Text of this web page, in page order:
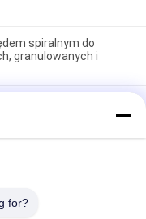
spiralnym do
granulowanych i
spiralnym do
granulowanych i
maszyna
do stabilnego i
for?